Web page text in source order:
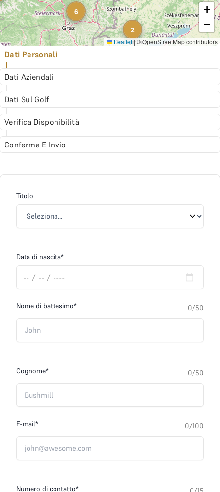
2
6
+
−
Leaflet|© OpenStreetMap contributors
Dati Personali
Dati Aziendali
Dati Sul Golf
Verifica Disponibilità
Conferma E Invio
Titolo
Data di nascita*
Nome di battesimo* 0/50
Cognome* 0/50
E-mail* 0/100
Numero di contatto*